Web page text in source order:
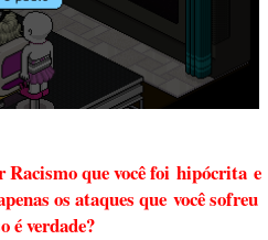
Racismo que você foi hipócrita e
os ataques que você sofreu
é verdade?